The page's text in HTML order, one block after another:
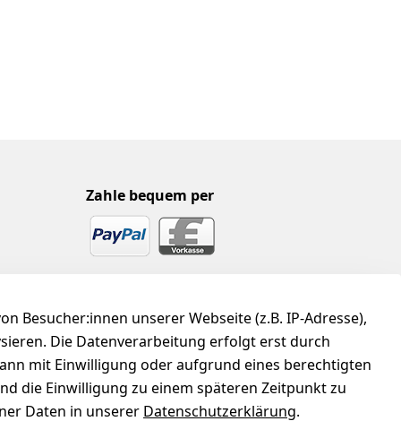
Besucher:innen unserer Webseite (z.B. IP-Adresse),
Die Datenverarbeitung erfolgt erst durch
mit Einwilligung oder aufgrund eines berechtigten
die Einwilligung zu einem späteren Zeitpunkt zu
Daten in unserer Datenschutzerklärung.
Zahle bequem per